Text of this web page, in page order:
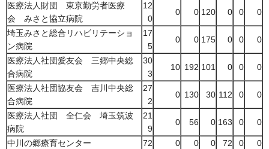
医療法人財団 東京勤労者医療
会 みさと協立病院
12
0
0 0 120 0 0 0
埼玉みさと総合リハビリテーショ
ン病院
17
5
0 0 175 0 0 0
医療法人社団愛友会 三郷中央総
合病院
30
3
10 192 101 0 0 0
医療法人社団協友会 吉川中央総
合病院
27
2
0 130 30 112 0 0
医療法人社団 全仁会 埼玉筑波
病院
21
9
0 56 0 163 0 0
中川の郷療育センター 72 0 0 0 72 0
0